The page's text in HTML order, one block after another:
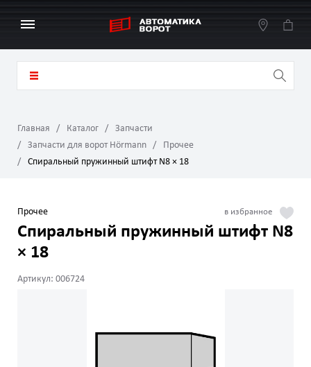
Главная Каталог
Запчасти
Запчасти для ворот Hörmann
Прочее
Спиральный пружинный штифт N8 × 18
Прочее
Спиральный пружинный штифт N8
× 18
Артикул: 006724